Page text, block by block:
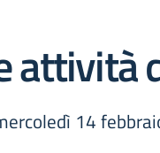
attività
14